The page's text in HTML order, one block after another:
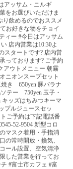
アッサム・ニルギ
をお選びいただけま
り飲めるのでおススメ
お好きな物をチョイ
ィー #今日はアッサム
店内営業は10:30よ
スタートです? 店内営
っております? ご予約
アウトメニュー 朝霧
ニオンスープセット
き 650yen 豚バラナ
テー 750yen 玉子・
キッズはちみつキーマ
プルジュースセッ
ご予約は下記電話番
52-9504 新型コロ
マスク着用・手指消
の常時開放・換気、
ール設置、空気清浄
した営業を行ってお
#富士市カフェ #富